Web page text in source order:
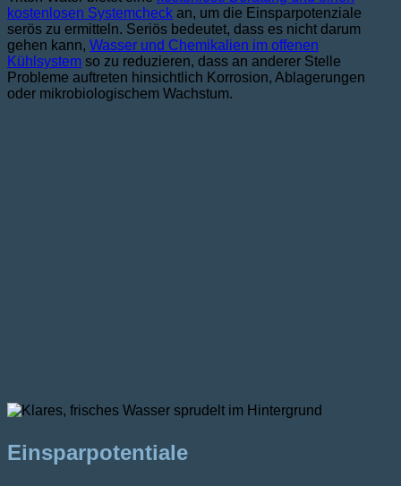
kostenlosen Systemcheck an, um die Einsparpotenziale
serös zu ermitteln. Seriös bedeutet, dass es nicht darum
gehen kann, Wasser und Chemikalien im offenen
Kühlsystem so zu reduzieren, dass an anderer Stelle
Probleme auftreten hinsichtlich Korrosion, Ablagerungen
oder mikrobiologischem Wachstum.
Einsparpotentiale